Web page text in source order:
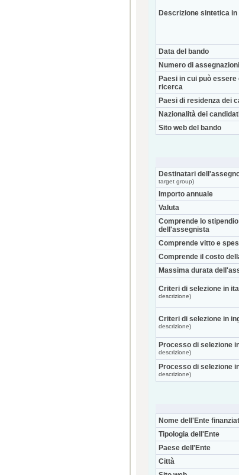
Descrizione sintetica in
Data del bando
Numero di
Paesi in cui può
ricerca
Paesi di residenza dei
Nazionalità dei
Sito web del bando
Destinatari
target group)
Importo annuale
Valuta
Comprende lo stipendio
dell'assegnista
Comprende vitto e
Comprende il costo
Massima durata
Criteri di selezione in
descrizione)
Criteri di selezione in
descrizione)
Processo di selezione
descrizione)
Processo di selezione
descrizione)
Nome dell'Ente
Tipologia dell'Ente
Paese dell'Ente
Città